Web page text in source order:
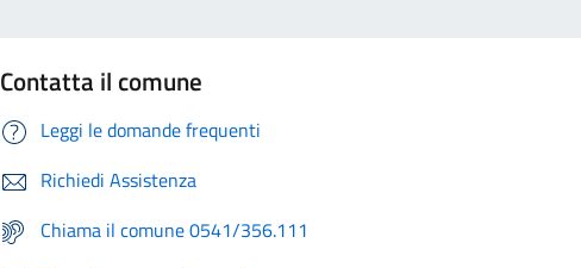
Contatta il comune
Leggi le domande frequenti
Richiedi Assistenza
Chiama il comune 0541/356.111